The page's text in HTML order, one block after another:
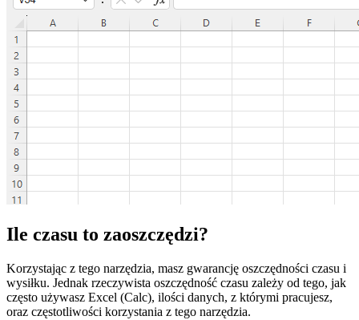
Ile czasu to zaoszczędzi?
Korzystając z tego narzędzia, masz gwarancję oszczędności czasu i
wysiłku. Jednak rzeczywista oszczędność czasu zależy od tego, jak
często używasz Excel (Calc), ilości danych, z którymi pracujesz,
oraz częstotliwości korzystania z tego narzędzia.